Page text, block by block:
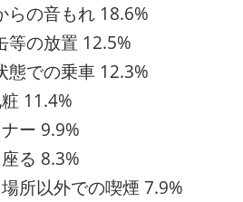
らの音もれ 18.6%
等の放置 12.5%
態での乗車 12.3%
11.4%
ー 9.9%
る 8.3%
所以外での喫煙 7.9%